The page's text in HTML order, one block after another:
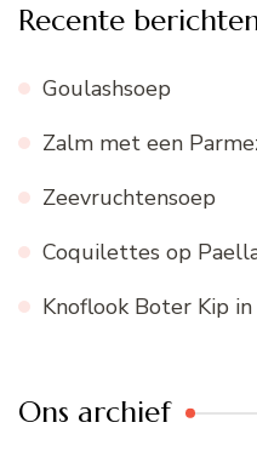
Recente
Goulashsoep
Zalm met een
Zeevruchtensoep
Coquilettes op
Knoflook Boter Kip
Ons archief